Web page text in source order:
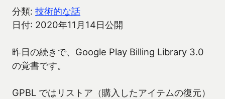
分類: 技術的な話
日付: 2020年11月14日公開
昨日の続きで、Google Play Billing Library 3.0
の覚書です。
GPBL ではリストア（購入したアイテムの復元）